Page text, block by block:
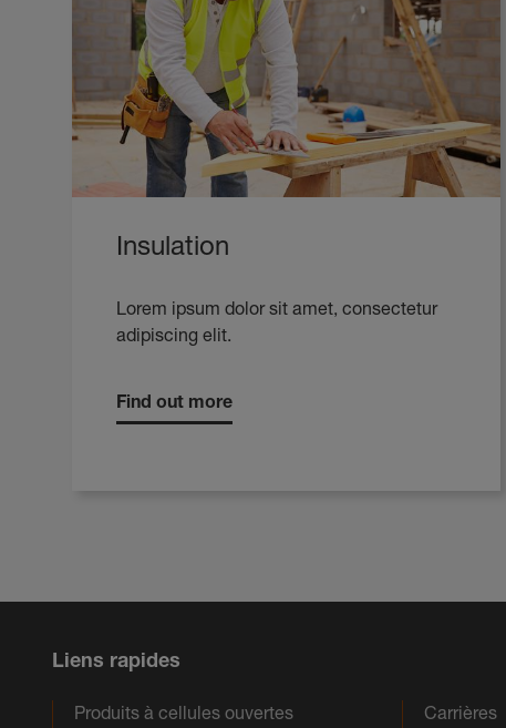
Insulation
Lorem ipsum dolor sit amet, consectetur
adipiscing elit.
Find out more
Liens rapides
Produits à cellules ouvertes Carrières